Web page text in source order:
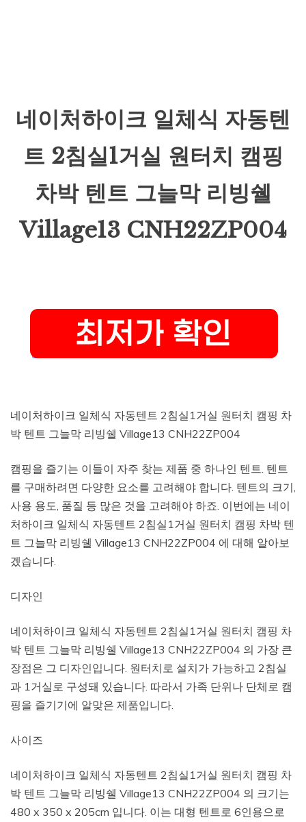
네이처하이크 일체식 자동텐
트 2침실1거실 원터치 캠핑
차박 텐트 그늘막 리빙쉘
Village13 CNH22ZP004
네이처하이크 일체식 자동텐트 2침실1거실 원터치 캠핑 차
박 텐트 그늘막 리빙쉘 Village13 CNH22ZP004
캠핑을 즐기는 이들이 자주 찾는 제품 중 하나인 텐트. 텐트
를 구매하려면 다양한 요소를 고려해야 합니다. 텐트의 크기,
사용 용도, 품질 등 많은 것을 고려해야 하죠. 이번에는 네이
처하이크 일체식 자동텐트 2침실1거실 원터치 캠핑 차박 텐
트 그늘막 리빙쉘 Village13 CNH22ZP004 에 대해 알아보
겠습니다.
디자인
네이처하이크 일체식 자동텐트 2침실1거실 원터치 캠핑 차
박 텐트 그늘막 리빙쉘 Village13 CNH22ZP004 의 가장 큰
장점은 그 디자인입니다. 원터치로 설치가 가능하고 2침실
과 1거실로 구성돼 있습니다. 따라서 가족 단위나 단체로 캠
핑을 즐기기에 알맞은 제품입니다.
사이즈
네이처하이크 일체식 자동텐트 2침실1거실 원터치 캠핑 차
박 텐트 그늘막 리빙쉘 Village13 CNH22ZP004 의 크기는
480 x 350 x 205cm 입니다. 이는 대형 텐트로 6인용으로